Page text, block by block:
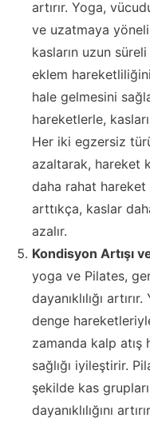
artırır. Yoga,
ve uzatmaya
kasların uzun
eklem
hale gelmesini
hareketlerle,
Her iki egzersiz
azaltarak, hareket
daha rahat
arttıkça, kaslar
azalır.
Kondisyon Artışı
yoga ve Pilates,
dayanıklılığı
denge
zamanda kalp atış
sağlığı iyileştirir.
şekilde kas
dayanıklılığını